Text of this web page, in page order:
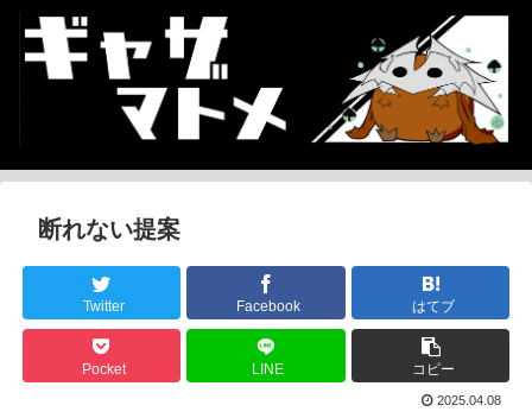
断れない提案
Twitter Facebook はてブ
Pocket LINE コピー
2025.04.08